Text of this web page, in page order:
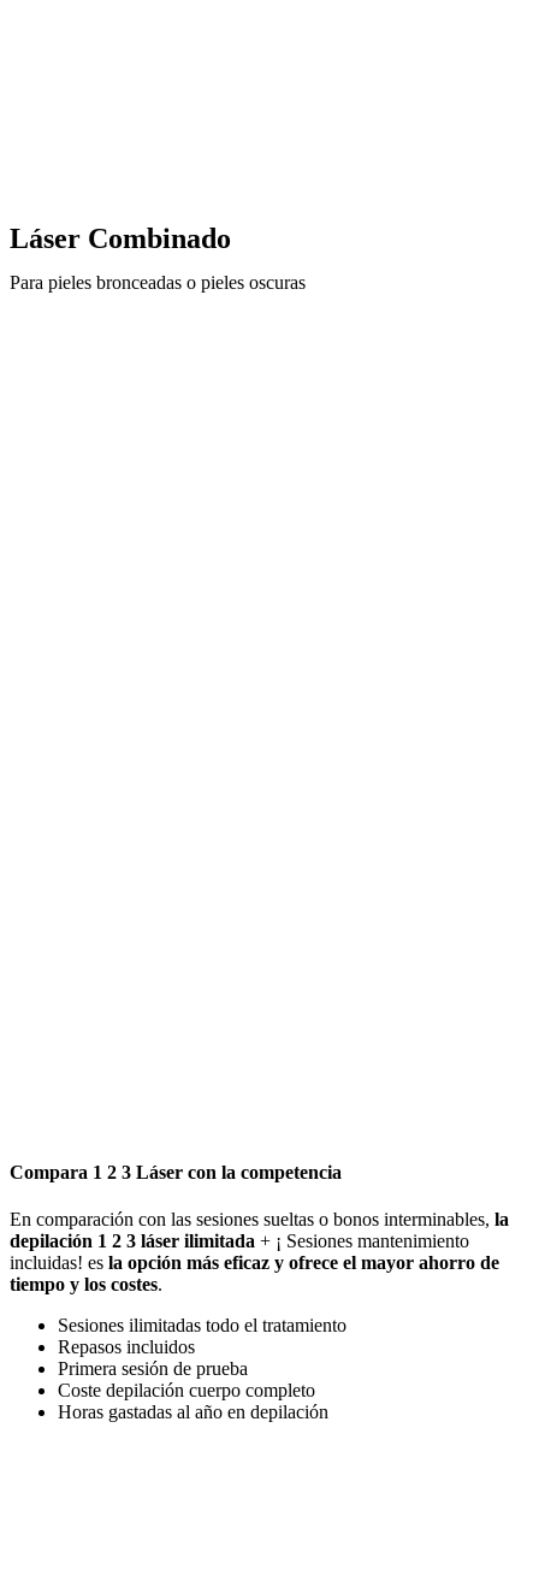
Láser Combinado
Para pieles bronceadas o pieles oscuras
Compara 1 2 3 Láser con la competencia
En comparación con las sesiones sueltas o bonos interminables, la
depilación 1 2 3 láser ilimitada + ¡ Sesiones mantenimiento
incluidas! es la opción más eficaz y ofrece el mayor ahorro de
tiempo y los costes.
Sesiones ilimitadas todo el tratamiento
Repasos incluidos
Primera sesión de prueba
Coste depilación cuerpo completo
Horas gastadas al año en depilación